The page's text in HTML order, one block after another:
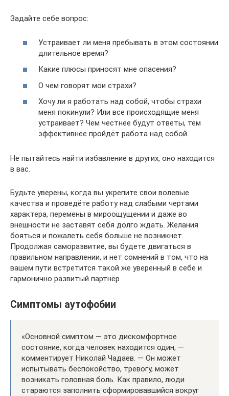
Задайте себе вопрос:
Устраивает ли меня пребывать в этом состоянии
длительное время?
Какие плюсы приносят мне опасения?
О чем говорят мои страхи?
Хочу ли я работать над собой, чтобы страхи
меня покинули? Или все происходящие меня
устраивает? Чем честнее будут ответы, тем
эффективнее пройдёт работа над собой.
Не пытайтесь найти избавление в других, оно находится
в вас.
Будьте уверены, когда вы укрепите свои волевые
качества и проведёте работу над слабыми чертами
характера, перемены в мироощущении и даже во
внешности не заставят себя долго ждать. Желания
бояться и пожалеть себя больше не возникнет.
Продолжая саморазвитие, вы будете двигаться в
правильном направлении, и нет сомнений в том, что на
вашем пути встретится такой же уверенный в себе и
гармонично развитый партнёр.
Симптомы аутофобии
«Основной симптом — это дискомфортное
состояние, когда человек находится один, —
комментирует Николай Чадаев. — Он может
испытывать беспокойство, тревогу, может
возникать головная боль. Как правило, люди
стараются заполнить сформировавшийся вокруг